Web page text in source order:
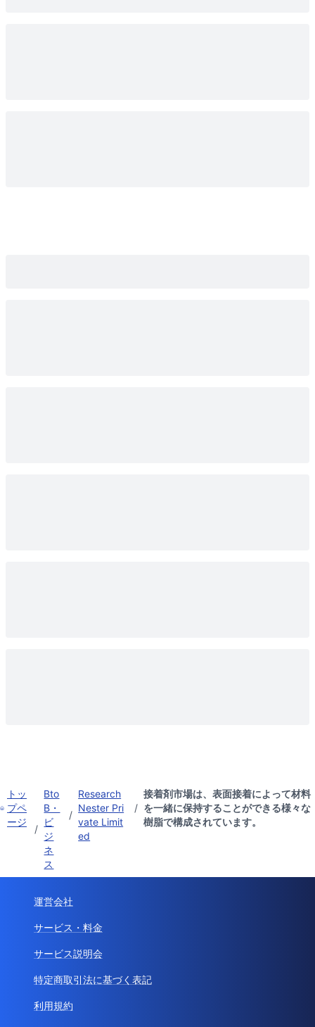
トッ
プペ
ージ
/
Bto
B・
ビ
ジ
ネ
ス
/
Research
Nester Pri
vate Limit
ed
/
接着剤市場は、表面接着によって材料
を一緒に保持することができる様々な
樹脂で構成されています。
運営会社
サービス・料金
サービス説明会
特定商取引法に基づく表記
利用規約